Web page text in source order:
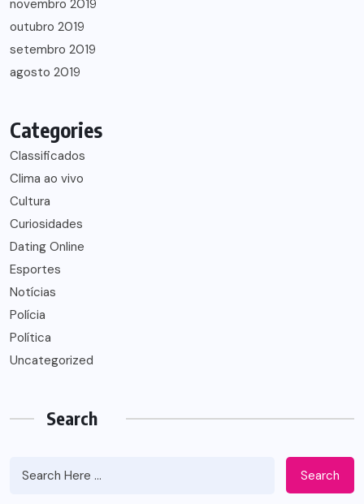
novembro 2019
outubro 2019
setembro 2019
agosto 2019
Categories
Classificados
Clima ao vivo
Cultura
Curiosidades
Dating Online
Esportes
Notícias
Polícia
Política
Uncategorized
Search
Search